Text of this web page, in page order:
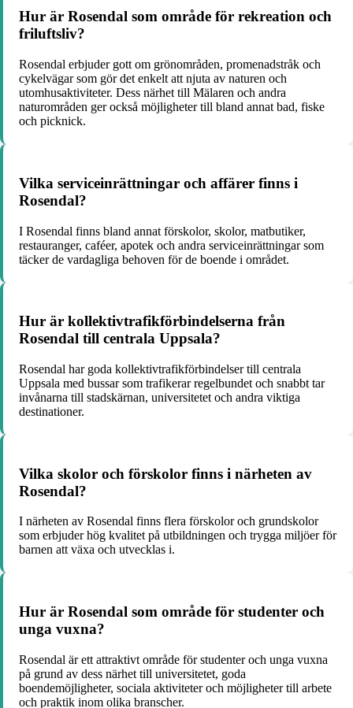
Hur är Rosendal som område för rekreation och
friluftsliv?
Rosendal erbjuder gott om grönområden, promenadstråk och
cykelvägar som gör det enkelt att njuta av naturen och
utomhusaktiviteter. Dess närhet till Mälaren och andra
naturområden ger också möjligheter till bland annat bad, fiske
och picknick.
Vilka serviceinrättningar och affärer finns i
Rosendal?
I Rosendal finns bland annat förskolor, skolor, matbutiker,
restauranger, caféer, apotek och andra serviceinrättningar som
täcker de vardagliga behoven för de boende i området.
Hur är kollektivtrafikförbindelserna från
Rosendal till centrala Uppsala?
Rosendal har goda kollektivtrafikförbindelser till centrala
Uppsala med bussar som trafikerar regelbundet och snabbt tar
invånarna till stadskärnan, universitetet och andra viktiga
destinationer.
Vilka skolor och förskolor finns i närheten av
Rosendal?
I närheten av Rosendal finns flera förskolor och grundskolor
som erbjuder hög kvalitet på utbildningen och trygga miljöer för
barnen att växa och utvecklas i.
Hur är Rosendal som område för studenter och
unga vuxna?
Rosendal är ett attraktivt område för studenter och unga vuxna
på grund av dess närhet till universitetet, goda
boendemöjligheter, sociala aktiviteter och möjligheter till arbete
och praktik inom olika branscher.